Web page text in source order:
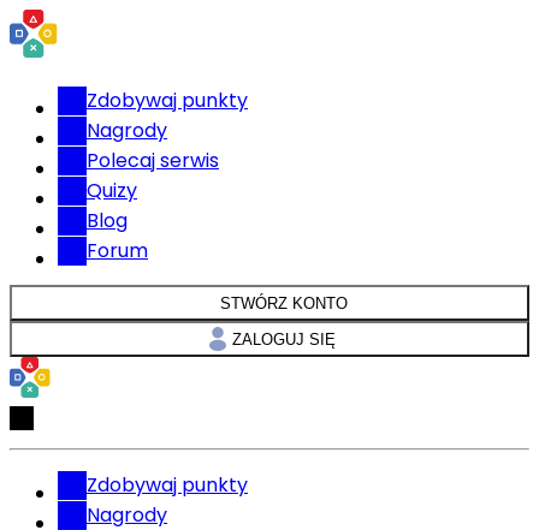
Zdobywaj punkty
Nagrody
Polecaj serwis
Quizy
Blog
Forum
STWÓRZ KONTO
ZALOGUJ SIĘ
Zdobywaj punkty
Nagrody